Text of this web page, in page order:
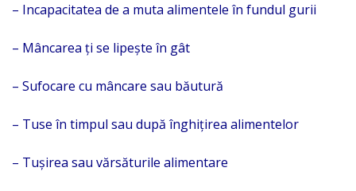
– Incapacitatea de a muta alimentele în fundul gurii
– Mâncarea ți se lipește în gât
– Sufocare cu mâncare sau băutură
– Tuse în timpul sau după înghițirea alimentelor
– Tușirea sau vărsăturile alimentare